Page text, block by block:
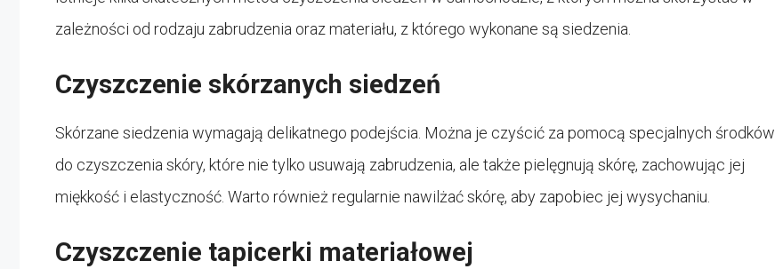
zależności od rodzaju zabrudzenia oraz materiału, z którego wykonane są siedzenia.
Czyszczenie skórzanych siedzeń
Skórzane siedzenia wymagają delikatnego podejścia. Można je czyścić za pomocą specjalnych środków
do czyszczenia skóry, które nie tylko usuwają zabrudzenia, ale także pielęgnują skórę, zachowując jej
miękkość i elastyczność. Warto również regularnie nawilżać skórę, aby zapobiec jej wysychaniu.
Czyszczenie tapicerki materiałowej